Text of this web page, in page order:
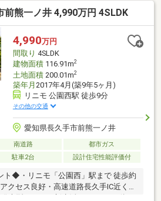
前熊一ノ井 4,990万円 4SLDK
4,990万円
間取り 4SLDK
建物面積116.91m2
土地面積200.01m2
築年月 2017年4月(築9年5ヶ月)
リニモ 公園西駅 徒歩9分
その他の交通
愛知県長久手市前熊一ノ井
南道路
都市ガス
駐車2台 設計住宅性能評価付
◆・リニモ「公園西」駅まで 徒歩約
クセス良好・高速道路長久手IC近くで